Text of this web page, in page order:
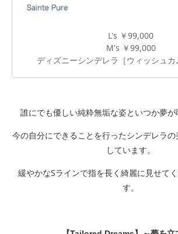
L's ￥99,000
M's ￥99,000
ディズニーシンデレラ［ウィッシュカ
誰にでも優しい純粋無垢な姿といつか夢
今の自分にできることを行ったシンデレラ
しています。
緩やかなSラインで指を長く綺麗に見せて
す。